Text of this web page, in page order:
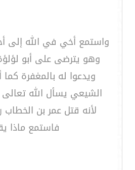
واستمع أخي في الله إلى
وهو يترضى على أبو
ويدعوا له بالمغفرة
الشيعي يسأل الله
لأنه قتل عمر بن الخطاب
فاستمع ماذا